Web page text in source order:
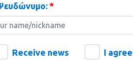
*
Receive news I